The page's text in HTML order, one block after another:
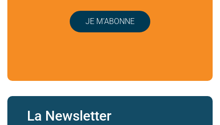
JE M’ABONNE
La Newsletter